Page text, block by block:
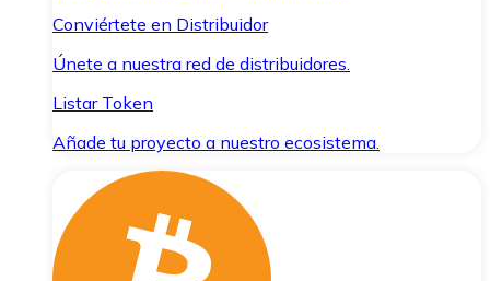
Conviértete en Distribuidor
Únete a nuestra red de distribuidores.
Listar Token
Añade tu proyecto a nuestro ecosistema.